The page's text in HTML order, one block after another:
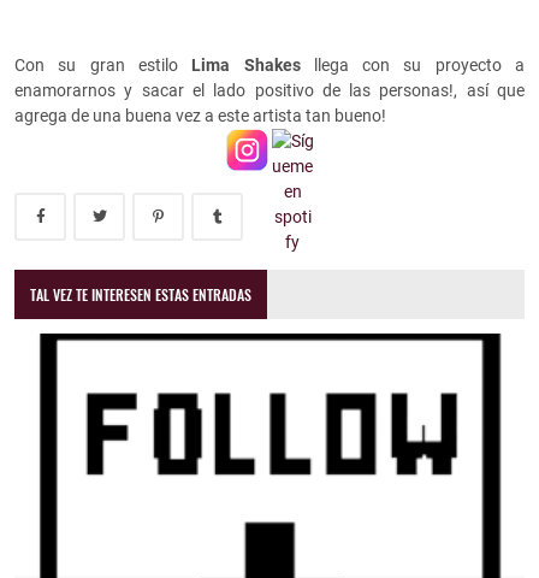
Con su gran estilo Lima Shakesllega con su proyecto a
enamorarnos y sacar el lado positivo de las personas!, así que
agrega de una buena vez a este artista tan bueno!
TAL VEZ TE INTERESEN ESTAS ENTRADAS